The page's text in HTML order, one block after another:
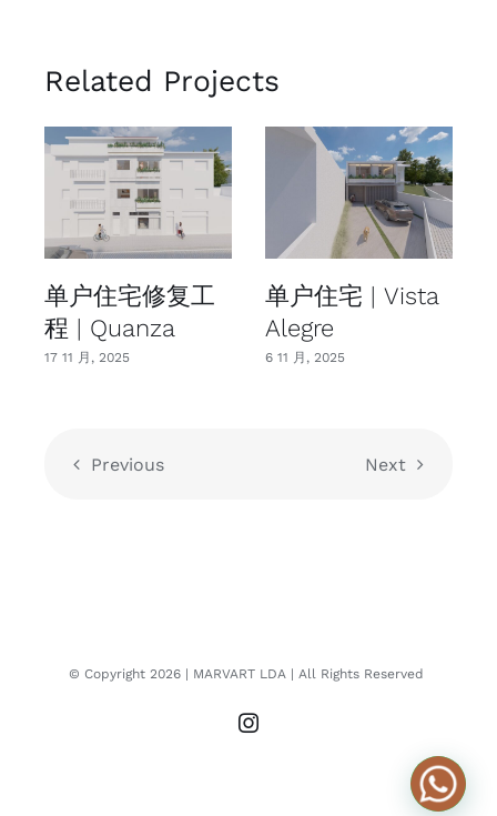
Related Projects
单户住宅修复工
程 | Quanza
17 11 月, 2025
单户住宅 | Vista
Alegre
6 11 月, 2025
Previous Next
© Copyright 2026 | MARVART LDA | All Rights Reserved
Instagram